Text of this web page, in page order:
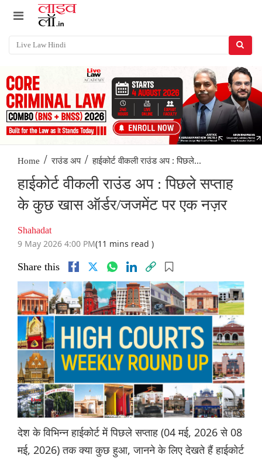
Home / राउंड अप / हाईकोर्ट वीकली राउंड अप : पिछले...
हाईकोर्ट वीकली राउंड अप : पिछले सप्ताह
के कुछ खास ऑर्डर/जजमेंट पर एक नज़र
Shahadat
9 May 2026 4:00 PM(11 mins read )
Share this
देश के विभिन्न हाईकोर्ट में पिछले सप्ताह (04 मई, 2026 से 08
मई, 2026) तक क्या कुछ हुआ, जानने के लिए देखते हैं हाईकोर्ट